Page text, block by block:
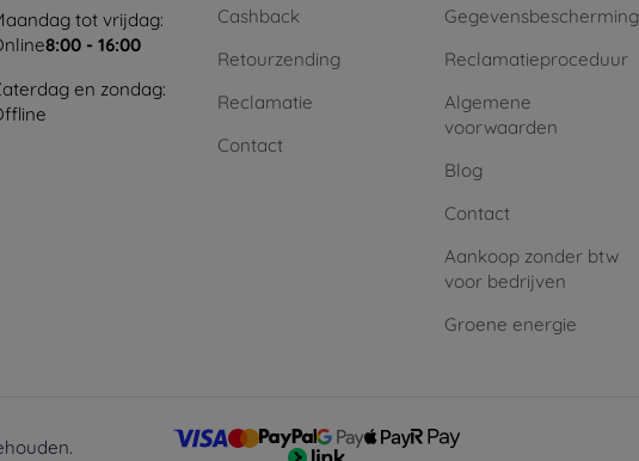
tot vrijdag:
8:00 - 16:00
en zondag:
Cashback
Retourzending
Reclamatie
Contact
Gegevensbescherming
Reclamatieproceduur
Algemene
voorwaarden
Blog
Contact
Aankoop zonder btw
voor bedrijven
Groene energie